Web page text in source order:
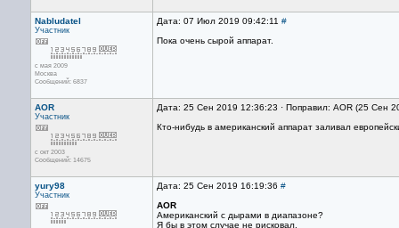
Nabludatel
Участник
с мая 2009
Москва
Сообщений: 6837
Дата: 07 Июл 2019 09:42:11 #
Пока очень сырой аппарат.
AOR
Участник
с окт 2003
Сообщений: 14675
Дата: 25 Сен 2019 12:36:23 · Поправил: AOR (25 Сен
Кто-нибудь в американский аппарат заливал
yury98
Участник
Дата: 25 Сен 2019 16:19:36 #
AOR
Американский с дырами в диапазоне?
Я бы в этом случае не рисковал.